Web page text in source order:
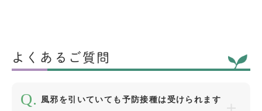
よくあるご質問
風邪を引いていても予防接種は受けられます